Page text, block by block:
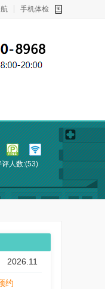
手机体检
评人数:(53)
2026.11
约